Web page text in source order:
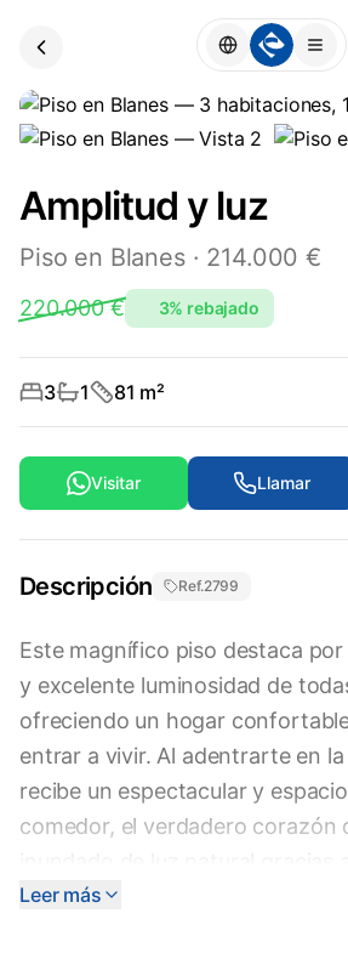
Amplitud y luz
Piso en Blanes· 214.000 €
220.000€ 3% rebajado
3 1 81 m²
Visitar Llamar
Descripción Ref.2799
Este magnífico piso destaca
y excelente luminosidad de
ofreciendo un hogar
entrar a vivir. Al adentrarte en
recibe un espectacular y
comedor, el verdadero corazón
ventanales, desde los cuales se
Leer más